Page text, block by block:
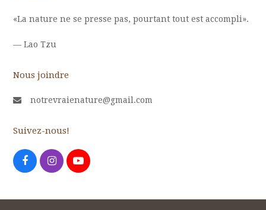
«La nature ne se presse pas, pourtant tout est accompli».
—Lao Tzu
Nous joindre
notrevraienature@gmail.com
Suivez-nous!
FacebookInstagram
Youtube